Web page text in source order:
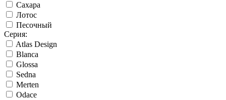
Сахара
Лотос
Песочный
Серия:
Atlas Design
Blanca
Glossa
Sedna
Merten
Odace